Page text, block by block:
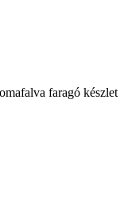
faragó készlet